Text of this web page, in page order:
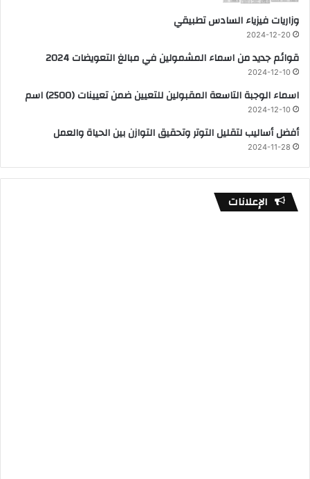
وزاريات فيزياء السادس تطبيقي
2024-12-20
قوائم جديد من اسماء المشمولين في مبالغ التعويضات 2024
2024-12-10
اسماء الوجبة التاسعة المقبولين للتعيين ضمن تعيينات (2500) اسم
2024-12-10
أفضل أساليب لتقليل التوتر وتحقيق التوازن بين الحياة والعمل
2024-11-28
الإعلانات